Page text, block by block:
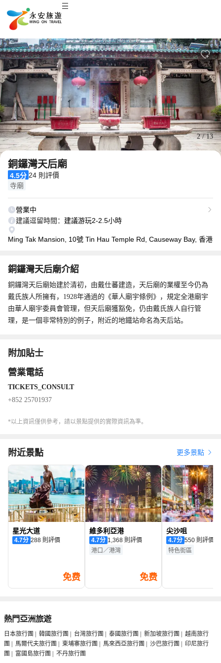
2/13
銅鑼灣天后廟
4.5分 24 則評價
寺廟
營業中
建議逗留時間： 建議游玩2-2.5小時
Ming Tak Mansion, 10號 Tin Hau Temple Rd, Causeway Bay, 香港
銅鑼灣天后廟介紹
銅鑼灣天后廟始建於清初，由戴仕蕃建造，天后廟的業權至今仍為
戴氏族人所擁有，1928年通過的《華人廟宇條例》，規定全港廟宇
由華人廟宇委員會管理，但天后廟獲豁免，仍由戴氏族人自行管
理，是一個非常特別的例子，附近的地鐵站命名為天后站。
附加貼士
營業電話
TICKETS_CONSULT
+852 25701937
*以上資訊僅供參考，請以景點提供的實際資訊為準。
附近景點 更多景點
星光大道
4.7分 288 則評價
免费
維多利亞港
4.7分
1,368 則評價
港口／港灣
免费
尖沙咀
4.7分
550 則評價
特色街區
熱門亞洲旅遊
日本旅行團 | 韓國旅行團 | 台灣旅行團 | 泰國旅行團 | 新加坡旅行團 | 越南旅行
團 | 馬爾代夫旅行團 | 柬埔寨旅行團 | 馬來西亞旅行團 | 沙巴旅行團 | 印尼旅行
團 | 富國島旅行團 | 不丹旅行團